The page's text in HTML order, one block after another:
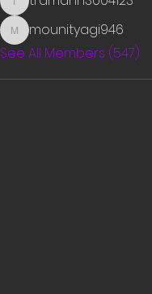
tramanh3004123
mounityagi946
mounityagi946
See All Members (547)